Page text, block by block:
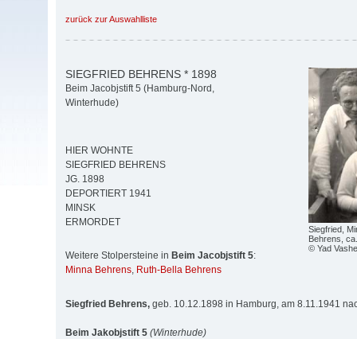
zurück zur Auswahlliste
Siegfried,
Behrens,
© Yad
SIEGFRIED BEHRENS * 1898
Beim Jacobjstift 5 (Hamburg-Nord,
Winterhude)
HIER WOHNTE
SIEGFRIED BEHRENS
JG. 1898
DEPORTIERT 1941
MINSK
ERMORDET
Weitere Stolpersteine in Beim Jacobjstift 5:
Minna Behrens, Ruth-Bella Behrens
Siegfried Behrens, geb. 10.12.1898 in Hamburg, am 8.11.1941
Beim Jakobjstift 5 (Winterhude)